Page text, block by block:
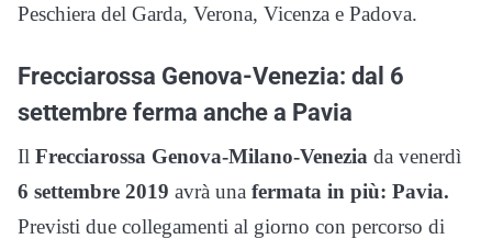
Peschiera del Garda, Verona, Vicenza e Padova.
Frecciarossa Genova-Venezia: dal 6
settembre ferma anche a Pavia
Il Frecciarossa Genova-Milano-Venezia da venerdì
6 settembre 2019 avrà una fermata in più: Pavia.
Previsti due collegamenti al giorno con percorso di